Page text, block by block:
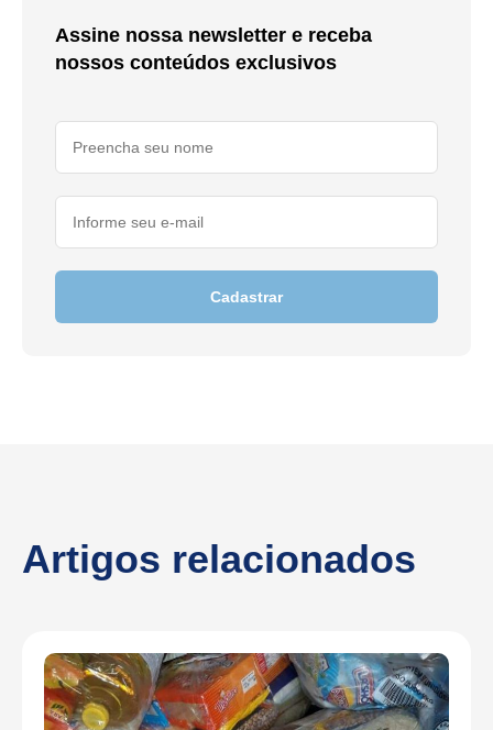
Assine nossa newsletter e receba
nossos conteúdos exclusivos
Cadastrar
Artigos relacionados